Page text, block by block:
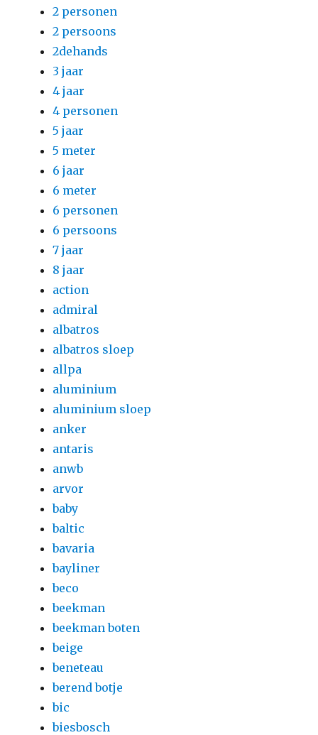
2 personen
2 persoons
2dehands
3 jaar
4 jaar
4 personen
5 jaar
5 meter
6 jaar
6 meter
6 personen
6 persoons
7 jaar
8 jaar
action
admiral
albatros
albatros sloep
allpa
aluminium
aluminium sloep
anker
antaris
anwb
arvor
baby
baltic
bavaria
bayliner
beco
beekman
beekman boten
beige
beneteau
berend botje
bic
biesbosch